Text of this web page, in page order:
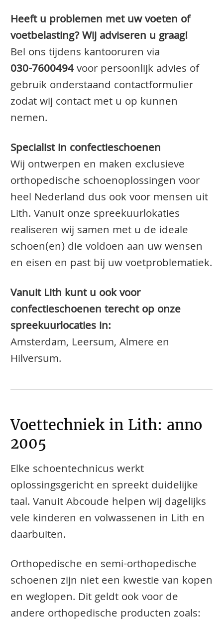
Heeft u problemen met uw voeten of
voetbelasting? Wij adviseren u graag!
Bel ons tijdens kantooruren via
030-7600494voor persoonlijk advies of
gebruik onderstaand contactformulier
zodat wij contact met u op kunnen
nemen.
Specialist in confectieschoenen
Wij ontwerpen en maken exclusieve
orthopedische schoenoplossingen voor
heel Nederland dus ook voor mensen uit
Lith. Vanuit onze spreekuurlokaties
realiseren wij samen met u de ideale
schoen(en) die voldoen aan uw wensen
en eisen en past bij uw voetproblematiek.
Vanuit Lith kunt u ook voor
confectieschoenen terecht op onze
spreekuurlocaties in:
Amsterdam, Leersum, Almere en
Hilversum.
Voettechniek in Lith: anno
2005
Elke schoentechnicus werkt
oplossingsgericht en spreekt duidelijke
taal. Vanuit Abcoude helpen wij dagelijks
vele kinderen en volwassenen in Lith en
daarbuiten.
​​​​Orthopedische en semi-orthopedische
schoenen zijn niet een kwestie van kopen
en weglopen. Dit geldt ook voor de
andere orthopedische producten zoals: